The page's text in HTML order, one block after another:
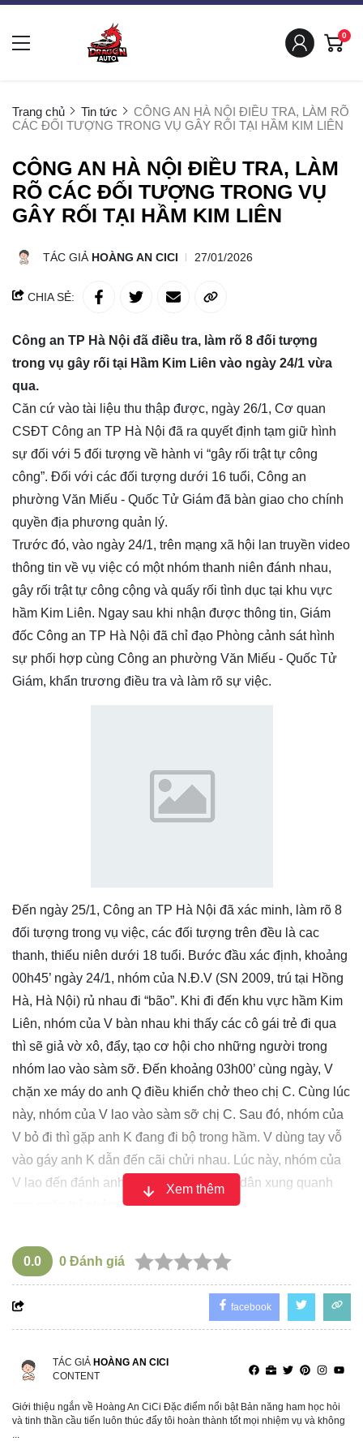
0
Trang chủ Tin tức
CÔNG AN HÀ NỘI ĐIỀU TRA, LÀM RÕ
CÁC ĐỐI TƯỢNG TRONG VỤ GÂY RỐI TẠI HẦM KIM LIÊN
CÔNG AN HÀ NỘI ĐIỀU TRA, LÀM
RÕ CÁC ĐỐI TƯỢNG TRONG VỤ
GÂY RỐI TẠI HẦM KIM LIÊN
TÁC GIẢ HOÀNG AN CICI 27/01/2026
CHIA SẺ:
Công an TP Hà Nội đã điều tra, làm rõ 8 đối tượng
trong vụ gây rối tại Hầm Kim Liên vào ngày 24/1 vừa
qua.
Căn cứ vào tài liệu thu thập được, ngày 26/1, Cơ quan
CSĐT Công an TP Hà Nội đã ra quyết định tạm giữ hình
sự đối với 5 đối tượng về hành vi “gây rối trật tự công
công”. Đối với các đối tượng dưới 16 tuổi, Công an
phường Văn Miếu - Quốc Tử Giám đã bàn giao cho chính
quyền địa phương quản lý.
Trước đó, vào ngày 24/1, trên mạng xã hội lan truyền video
thông tin về vụ việc có một nhóm thanh niên đánh nhau,
gây rối trật tự công cộng và quấy rối tình dục tại khu vực
hầm Kim Liên. Ngay sau khi nhận được thông tin, Giám
đốc Công an TP Hà Nội đã chỉ đạo Phòng cảnh sát hình
sự phối hợp cùng Công an phường Văn Miếu - Quốc Tử
Giám, khẩn trương điều tra và làm rõ sự việc.
Đến ngày 25/1, Công an TP Hà Nội đã xác minh, làm rõ 8
đối tượng trong vụ việc, các đối tượng trên đều là cac
thanh, thiếu niên dưới 18 tuổi. Bước đầu xác định, khoảng
00h45’ ngày 24/1, nhóm của N.Đ.V (SN 2009, trú tại Hồng
Hà, Hà Nội) rủ nhau đi “bão”. Khi đi đến khu vực hầm Kim
Liên, nhóm của V bàn nhau khi thấy các cô gái trẻ đi qua
thì sẽ giả vờ xô, đẩy, tạo cơ hội cho những người trong
nhóm lao vào sàm sỡ. Đến khoảng 03h00’ cùng ngày, V
chặn xe máy do anh Q điều khiển chở theo chị C. Cùng lúc
này, nhóm của V lao vào sàm sỡ chị C. Sau đó, nhóm của
V bỏ đi thì gặp anh K đang đi bộ trong hầm. V dùng tay vỗ
vào gáy anh K dẫn đến cãi chửi nhau. Lúc này, nhóm của
V lao đến đánh anh K. Khi được người dân xung quanh
can ngăn thì nhóm V bỏ đi.
CSĐT Công an TP Hà Nội đã ra quyết định tạm giữ hình
sự đối với 5 đối tượng về hành vi gây rối trật tự công cộng.
Đối với các đối tượng dưới 16 tuổi, Công an phường Văn
Miếu – Quốc Tử Giám đã bàn giao cho chính quyền địa
Hiện, Cơ quan CSĐT Công an TP Hà Nội đang tiếp tục
định của pháp luật.
Xem thêm
0.0 0 Đánh giá
facebook
TÁC GIẢ HOÀNG AN CICI
CONTENT
Giới thiệu ngắn về Hoàng An CiCi Đặc điểm nổi bật Bản năng ham học hỏi
và tinh thần cầu tiến luôn thúc đẩy tôi hoàn thành tốt mọi nhiệm vụ và không
...